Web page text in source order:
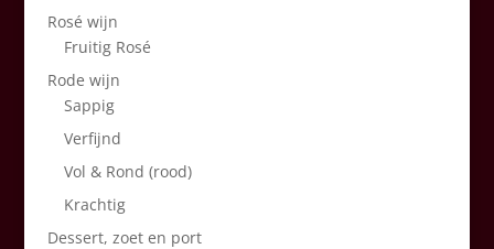
Rosé wijn
Fruitig Rosé
Rode wijn
Sappig
Verfijnd
Vol & Rond (rood)
Krachtig
Dessert, zoet en port